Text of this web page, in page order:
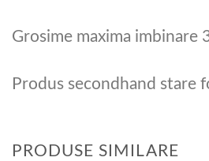
Grosime maxima imbinare
Produs secondhand stare
PRODUSE SIMILARE